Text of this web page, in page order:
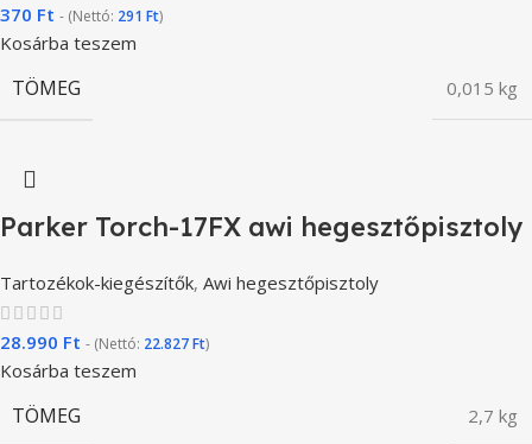
370 Ft - (Nettó: 291 Ft)
Kosárba teszem
TÖMEG 0,015 kg
Parker Torch-17FX awi hegesztőpisztoly
Tartozékok-kiegészítők, Awi hegesztőpisztoly
28.990 Ft - (Nettó: 22.827Ft)
Kosárba teszem
TÖMEG 2,7 kg